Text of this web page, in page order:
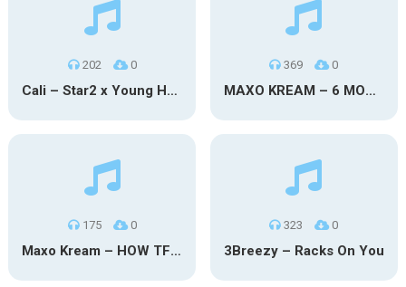
202 0
Cali – Star2 x Young Henny
369 0
MAXO KREAM – 6 MONTHS CLEAN
175 0
Maxo Kream – HOW TF I’M LUCKY
323 0
3Breezy – Racks On You